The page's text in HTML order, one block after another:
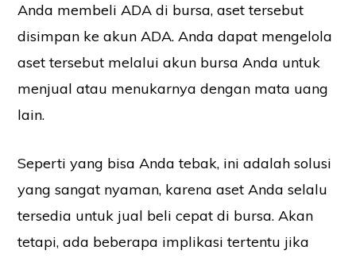
Anda membeli ADA di bursa, aset tersebut
disimpan ke akun ADA. Anda dapat mengelola
aset tersebut melalui akun bursa Anda untuk
menjual atau menukarnya dengan mata uang
lain.
Seperti yang bisa Anda tebak, ini adalah solusi
yang sangat nyaman, karena aset Anda selalu
tersedia untuk jual beli cepat di bursa. Akan
tetapi, ada beberapa implikasi tertentu jika